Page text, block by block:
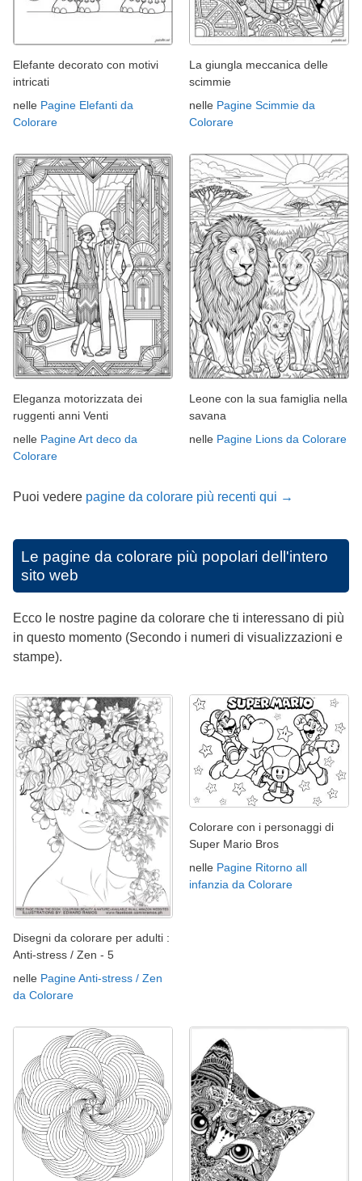
Elefante decorato con motivi
intricati
nelle Pagine Elefanti da
Colorare
La giungla meccanica delle
scimmie
nelle Pagine Scimmie da
Colorare
Eleganza motorizzata dei
ruggenti anni Venti
nelle Pagine Art deco da
Colorare
Leone con la sua famiglia nella
savana
nelle Pagine Lions da Colorare
Puoi vedere pagine da colorare più recenti qui →
Le pagine da colorare più popolari dell'intero
sito web
Ecco le nostre pagine da colorare che ti interessano di più
in questo momento (Secondo i numeri di visualizzazioni e
stampe).
Disegni da colorare per adulti :
Anti-stress / Zen - 5
nelle Pagine Anti-stress / Zen
da Colorare
Colorare con i personaggi di
Super Mario Bros
nelle Pagine Ritorno all
infanzia da Colorare